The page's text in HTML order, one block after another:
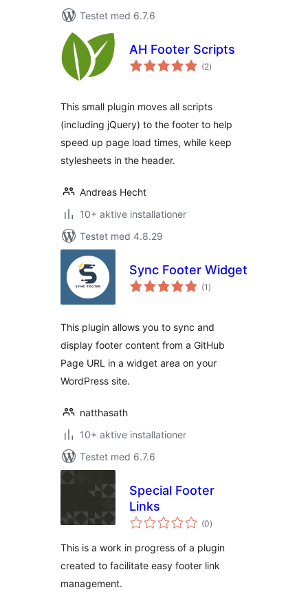
Testet med 6.7.6
AH Footer Scripts
(2totale
bedømmelser
)
This small plugin moves all scripts
(including jQuery) to the footer to help
speed up page load times, while keep
stylesheets in the header.
Andreas Hecht
10+ aktive installationer
Testet med 4.8.29
Sync Footer Widget
(1 totale
bedømmelser
)
This plugin allows you to sync and
display footer content from a GitHub
Page URL in a widget area on your
WordPress site.
natthasath
10+ aktive installationer
Testet med 6.7.6
Special Footer
Links
(0totale
bedømmelser
)
This is a work in progress of a plugin
created to facilitate easy footer link
management.